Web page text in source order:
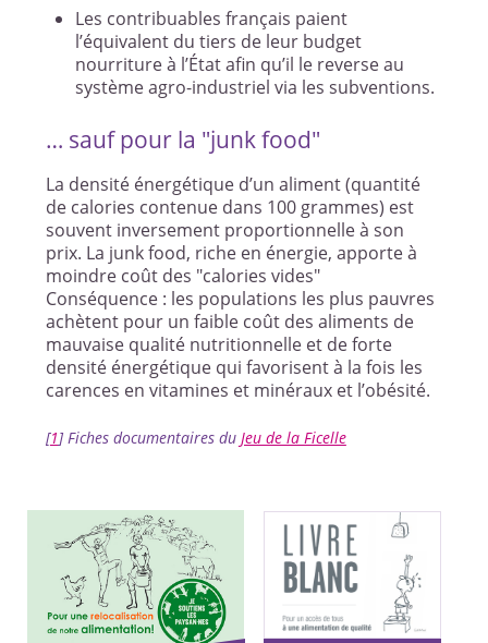
Les contribuables français paient
l’équivalent du tiers de leur budget
nourriture à l’État afin qu’il le reverse au
système agro-industriel via les subventions.
… sauf pour la "junk food"
La densité énergétique d’un aliment (quantité
de calories contenue dans 100 grammes) est
souvent inversement proportionnelle à son
prix. La junk food, riche en énergie, apporte à
moindre coût des "calories vides"
Conséquence : les populations les plus pauvres
achètent pour un faible coût des aliments de
mauvaise qualité nutritionnelle et de forte
densité énergétique qui favorisent à la fois les
carences en vitamines et minéraux et l’obésité.
[1] Fiches documentaires du Jeu de la Ficelle